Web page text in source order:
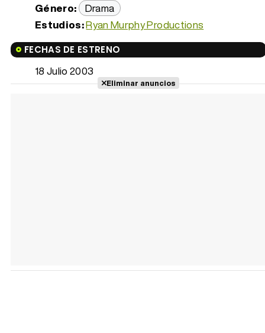
Género: Drama
Estudios:Ryan Murphy Productions
FECHAS DE ESTRENO
18 Julio 2003
Eliminar anuncios